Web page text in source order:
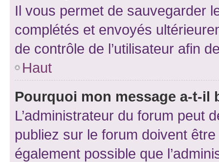
Il vous permet de sauvegarder
complétés et envoyés
de contrôle de l’utilisateur afin
Haut
Pourquoi mon message a-t-il
L’administrateur du forum peut
publiez sur le forum doivent
également possible que